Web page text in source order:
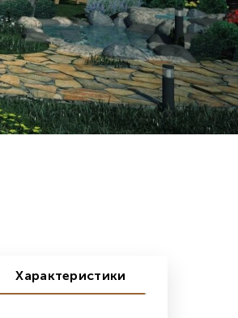
Характеристики